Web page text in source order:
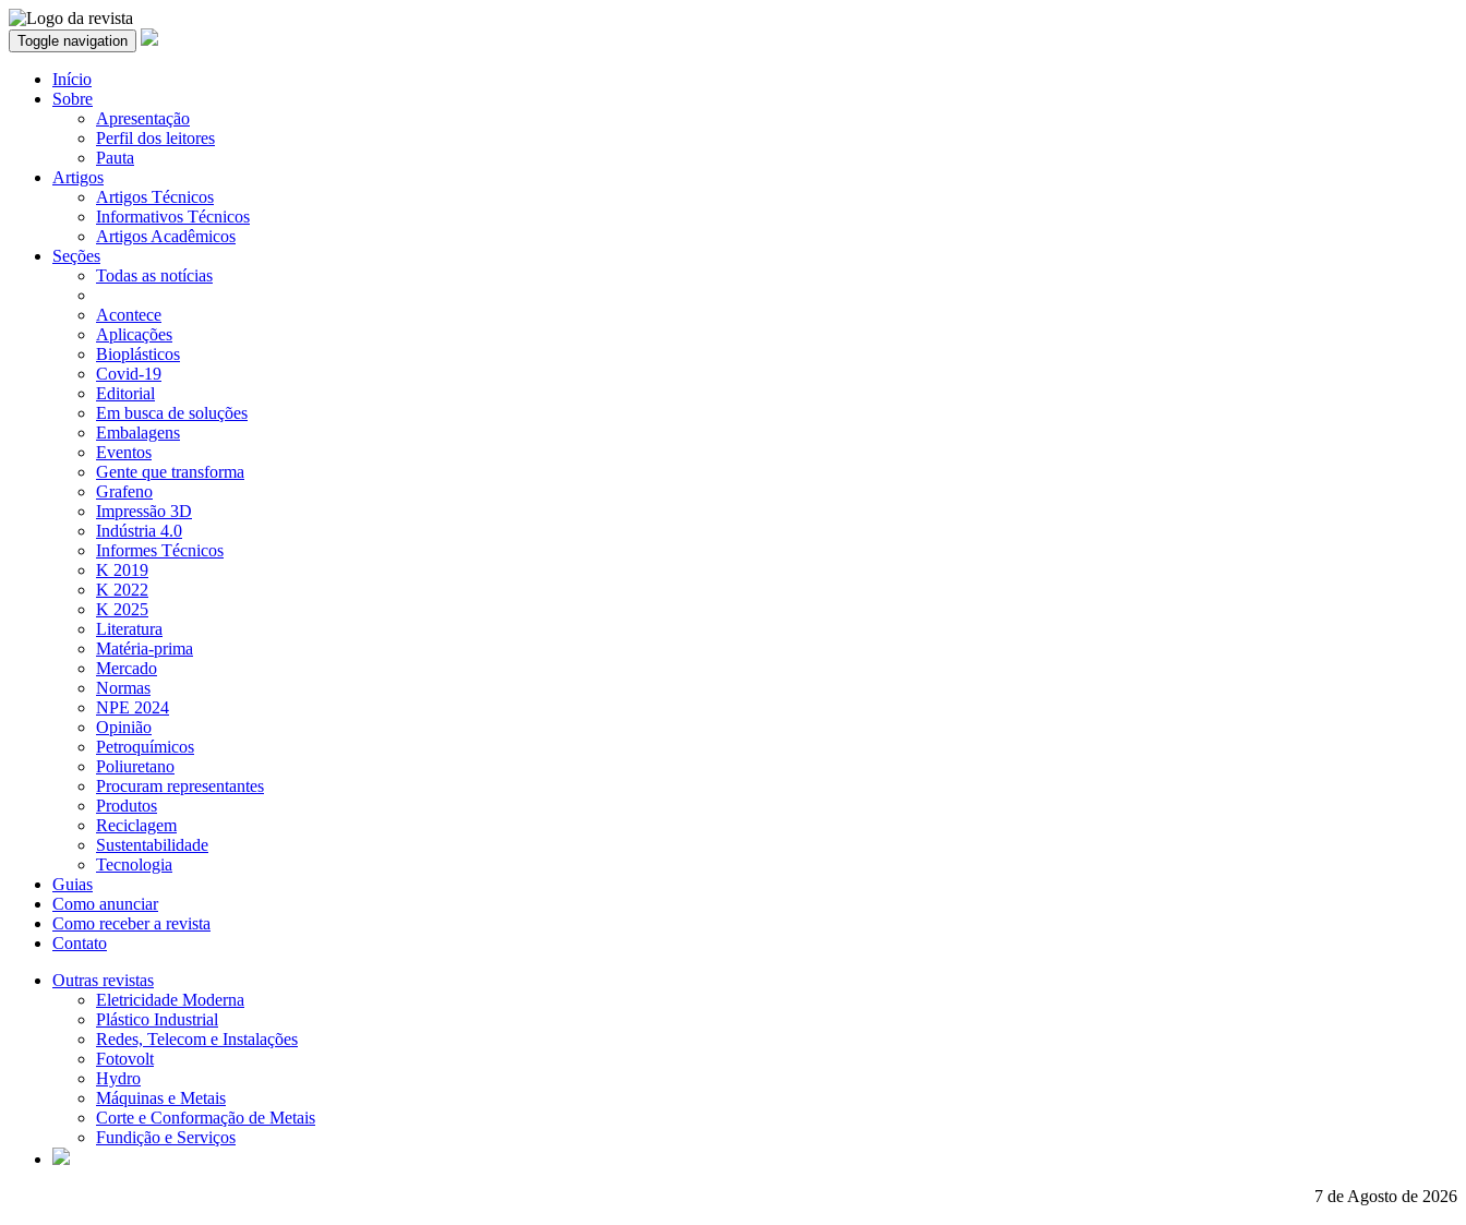
Toggle navigation
Início
Sobre
Apresentação
Perfil dos leitores
Pauta
Artigos
Artigos Técnicos
Informativos Técnicos
Artigos Acadêmicos
Seções
Todas as notícias
Acontece
Aplicações
Bioplásticos
Covid-19
Editorial
Em busca de soluções
Embalagens
Eventos
Gente que transforma
Grafeno
Impressão 3D
Indústria 4.0
Informes Técnicos
K 2019
K 2022
K 2025
Literatura
Matéria-prima
Mercado
Normas
NPE 2024
Opinião
Petroquímicos
Poliuretano
Procuram representantes
Produtos
Reciclagem
Sustentabilidade
Tecnologia
Guias
Como anunciar
Como receber a revista
Contato
Outras revistas
Eletricidade Moderna
Plástico Industrial
Redes, Telecom e Instalações
Fotovolt
Hydro
Máquinas e Metais
Corte e Conformação de Metais
Fundição e Serviços
7 de Agosto de 2026